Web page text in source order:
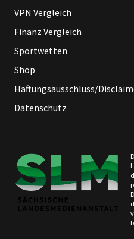
VPN Vergleich
Finanz Vergleich
Sportwetten
Shop
Haftungsausschluss/
Datenschutz